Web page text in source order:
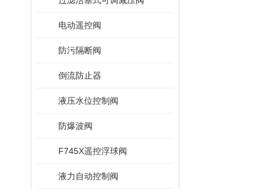
电动遥控阀
防污隔断阀
倒流防止器
液压水位控制阀
防爆波阀
F745X遥控浮球阀
液力自动控制阀